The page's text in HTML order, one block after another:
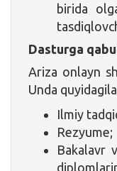
birida
Dasturga
Ariza onlayn
Unda
Ilmiy
Rezyume;
Bakalavr